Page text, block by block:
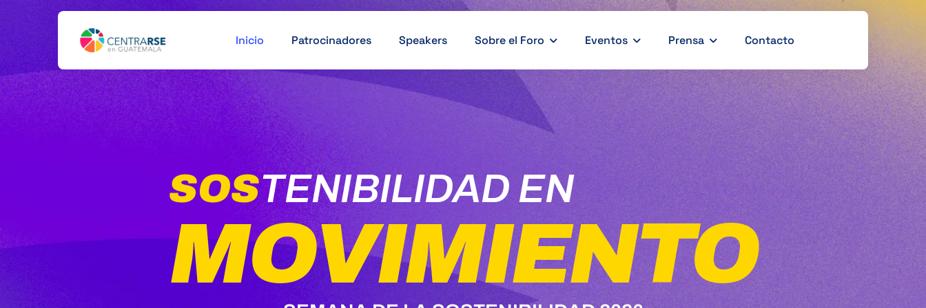
Inicio Patrocinadores Speakers Sobre el Foro Eventos Prensa Contacto
SOSTENIBILIDAD EN
MOVIMIENTO